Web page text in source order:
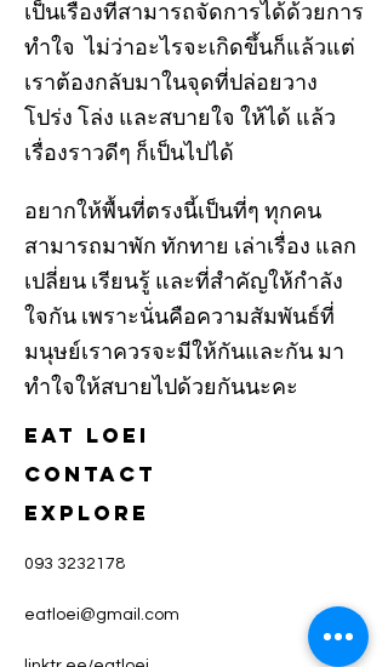
เป็นเรื่องที่สามารถจัดการได้ด้วยการ
ทำใจ ไม่ว่าอะไรจะเกิดขึ้นก็แล้วแต่
เราต้องกลับมาในจุดที่ปล่อยวาง
โปร่ง โล่ง และสบายใจ ให้ได้ แล้ว
เรื่องราวดีๆ ก็เป็นไปได้
อยากให้พื้นที่ตรงนี้เป็นที่ๆ ทุกคน
สามารถมาพัก ทักทาย เล่าเรื่อง แลก
เปลี่ยน เรียนรู้ และที่สำคัญให้กำลัง
ใจกัน เพราะนั่นคือความสัมพันธ์ที่
มนุษย์เราควรจะมีให้กันและกัน มา
ทำใจให้สบายไปด้วยกันนะคะ
Eat loei
CONTACT
Explore
093 3232178
eatloei@gmail.com